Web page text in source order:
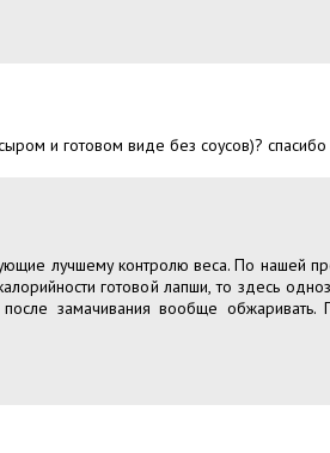
и готовом виде без соусов)? спасибо
лучшему контролю веса. По нашей
готовой лапши, то здесь
замачивания вообще обжаривать.